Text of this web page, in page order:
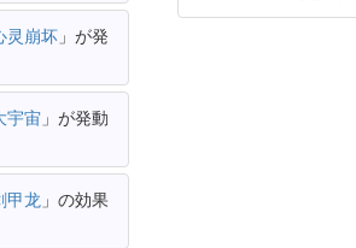
灵崩坏 」が発
宇宙 」が発動
甲龙 」の効果